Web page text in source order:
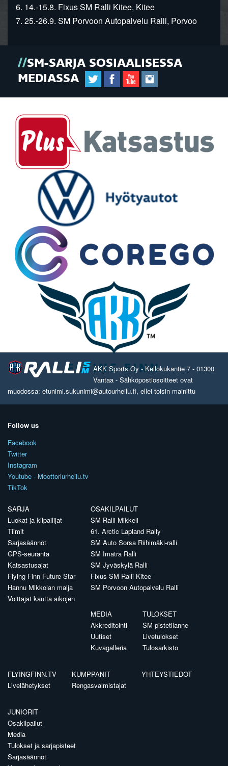
6. 14.-15.8. Fixus SM Ralli Kitee, Kitee
7. 25.-26.9. SM Porvoon Autopalvelu Ralli, Porvoo
SM-SARJA SOSIAALISESSA
MEDIASSA
AKK Sports Oy - Kellokukantie 7 - 01300
Vantaa - Sähköpostiosoitteet ovat
muodossa: etunimi.sukunimi@autourheilu.fi, ellei toisin mainittu
Follow us
Facebook
Twitter
Instagram
Youtube - Moottoriurheilu.tv
TikTok
SARJA
Luokat ja kilpailijat
Tiimit
Sarjasäännöt
GPS-seuranta
Katsastusajat
Flying Finn Future Star
Hannu Mikkolan malja
Voittajat kautta aikojen
OSAKILPAILUT
SM Ralli Mikkeli
61. Arctic Lapland Rally
SM Auto Sorsa Riihimäki-ralli
SM Imatra Ralli
SM Jyväskylä Ralli
Fixus SM Ralli Kitee
SM Porvoon Autopalvelu Ralli
MEDIA
Akkreditointi
Uutiset
Kuvagalleria
TULOKSET
SM-pistetilanne
Livetulokset
Tulosarkisto
FLYINGFINN.TV
Livelähetykset
KUMPPANIT
Rengasvalmistajat
YHTEYSTIEDOT
JUNIORIT
Osakilpailut
Media
Tulokset ja sarjapisteet
Sarjasäännöt